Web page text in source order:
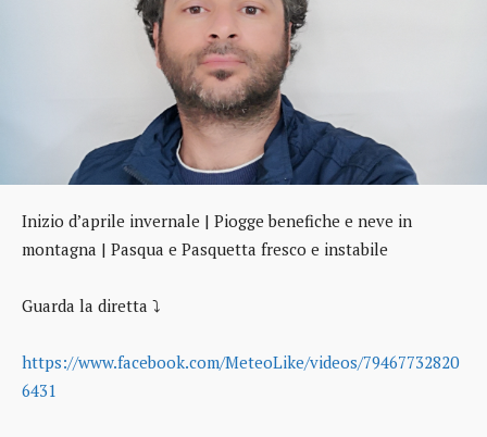
Inizio d’aprile invernale | Piogge benefiche e neve in
montagna | Pasqua e Pasquetta fresco e instabile
Guarda la diretta ⤵️
https://www.facebook.com/MeteoLike/videos/79467732820
6431